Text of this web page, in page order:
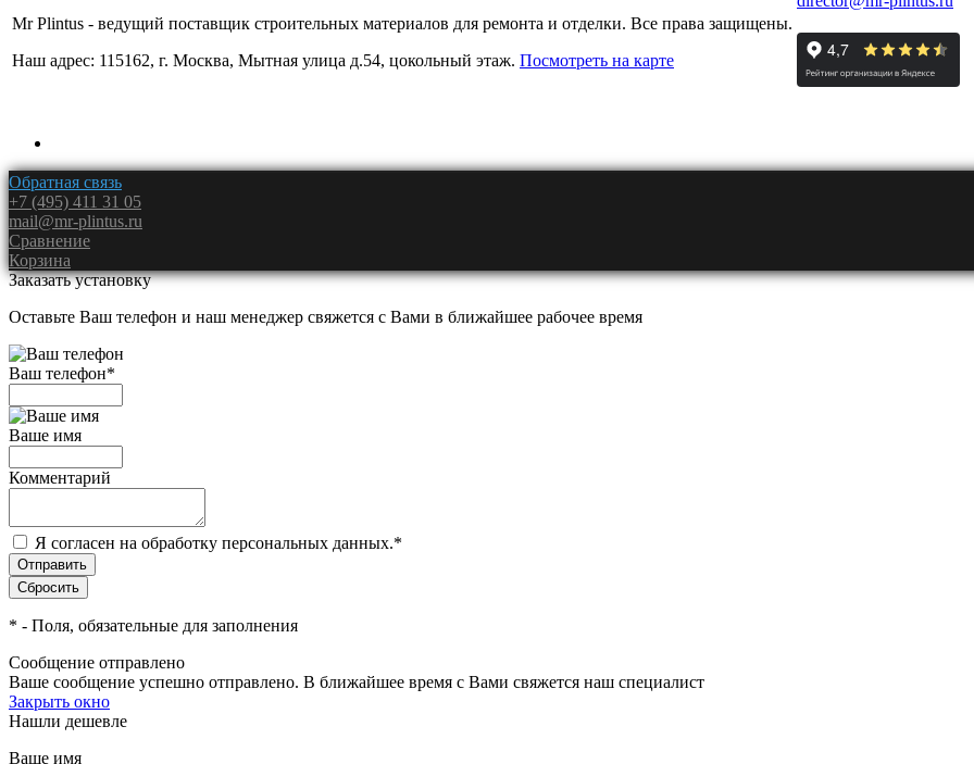
Mr Plintus - ведущий поставщик строительных материалов для ремонта и отделки. Все права защищены.
Наш адрес: 115162, г. Москва, Мытная улица д.54, цокольный этаж. Посмотреть на карте
Обратная связь
+7 (495) 411 31 05
mail@mr-plintus.ru
Сравнение
Корзина
Заказать установку
Оставьте Ваш телефон и наш менеджер свяжется с Вами в ближайшее рабочее время
Ваш телефон*
Ваше имя
Комментарий
Я согласен на обработку персональных данных.*
* - Поля, обязательные для заполнения
Сообщение отправлено
Ваше сообщение успешно отправлено. В ближайшее время с Вами свяжется наш специалист
Закрыть окно
Нашли дешевле
Ваше имя